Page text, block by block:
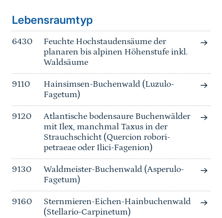
Lebensraumtyp
6430
Feuchte Hochstaudensäume der
planaren bis alpinen Höhenstufe inkl.
Waldsäume
9110
Hainsimsen-Buchenwald (Luzulo-
Fagetum)
9120
Atlantische bodensaure Buchenwälder
mit Ilex, manchmal Taxus in der
Strauchschicht (Quercion robori-
petraeae oder Ilici-Fagenion)
9130
Waldmeister-Buchenwald (Asperulo-
Fagetum)
9160
Sternmieren-Eichen-Hainbuchenwald
(Stellario-Carpinetum)